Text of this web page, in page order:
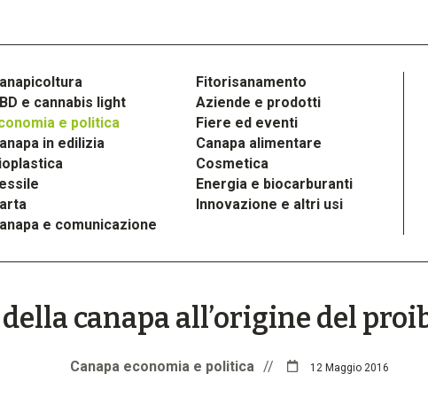
Fitorisanamento
e cannabis light
Aziende e prodotti
e politica
Fiere ed eventi
in edilizia
Canapa alimentare
Cosmetica
Energia e biocarburanti
Innovazione e altri usi
e comunicazione
canapa all’origine del
Canapa economia e politica // 12 Maggio 2016